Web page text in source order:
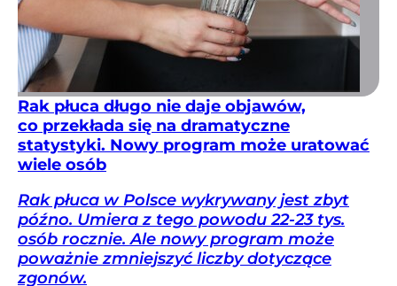
Rak płuca długo nie daje objawów,
co przekłada się na dramatyczne
statystyki. Nowy program może uratować
wiele osób
Rak płuca w Polsce wykrywany jest zbyt
późno. Umiera z tego powodu 22-23 tys.
osób rocznie. Ale nowy program może
poważnie zmniejszyć liczby dotyczące
zgonów.